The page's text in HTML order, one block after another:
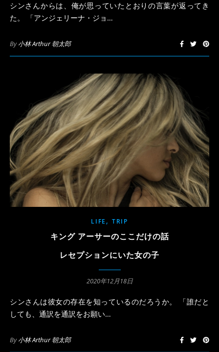
シンさんからは、俺が思っていたとおりの言葉が返ってき
た。 「アンジェリーナ・ジョ…
By小林 Arthur 朝太郎
LIFE , TRIP
キング アーサーのここだけの話
レセプションにいた女の子
2020年12月18日
シンさんは彼女の存在を知っているのだろうか。 「誰だと
しても、通訳を通訳をお願い…
By小林 Arthur 朝太郎